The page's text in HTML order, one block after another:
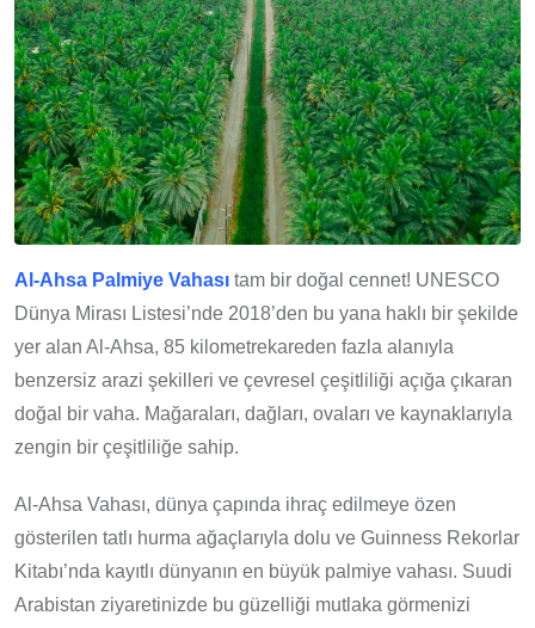
Al-Ahsa Palmiye Vahası tam bir doğal cennet! UNESCO
Dünya Mirası Listesi’nde 2018’den bu yana haklı bir şekilde
yer alan Al-Ahsa, 85 kilometrekareden fazla alanıyla
benzersiz arazi şekilleri ve çevresel çeşitliliği açığa çıkaran
doğal bir vaha. Mağaraları, dağları, ovaları ve kaynaklarıyla
zengin bir çeşitliliğe sahip.
Al-Ahsa Vahası, dünya çapında ihraç edilmeye özen
gösterilen tatlı hurma ağaçlarıyla dolu ve Guinness Rekorlar
Kitabı’nda kayıtlı dünyanın en büyük palmiye vahası. Suudi
Arabistan ziyaretinizde bu güzelliği mutlaka görmenizi